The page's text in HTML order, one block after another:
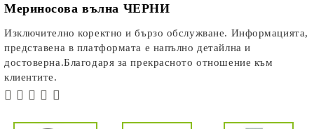
Мериносова вълна ЧЕРНИ
Изключително коректно и бързо обслужване. Информацията,
представена в платформата е напълно детайлна и
достоверна.Благодаря за прекрасното отношение към
клиентите.